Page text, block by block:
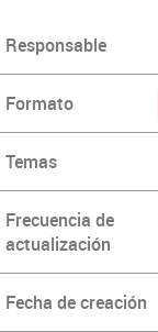
Responsable
Formato
Temas
Frecuencia de
actualización
Fecha de creación